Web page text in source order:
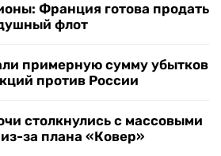
Франция готова продать
флот
примерную сумму убытков
против России
столкнулись с массовыми
за плана «Ковер»